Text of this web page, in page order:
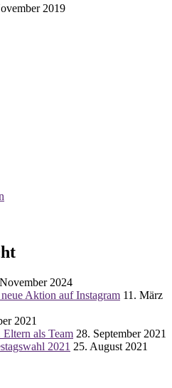
2019
2024
Aktion auf Instagram 11. März
2021
als Team 28. September 2021
2021 25. August 2021